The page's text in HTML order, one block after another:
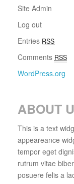
Site Admin
Log out
Entries RSS
Comments RSS
WordPress.org
ABOUT
This is a text
appeareance
tempor eget
rutrum vitae
posuere felis a